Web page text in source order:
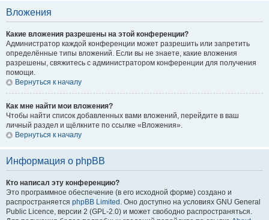
Вложения
Какие вложения разрешены на этой конференции?
Администратор каждой конференции может разрешить или запретить
определённые типы вложений. Если вы не знаете, какие вложения
разрешены, свяжитесь с администратором конференции для получения
помощи.
Вернуться к началу
Как мне найти мои вложения?
Чтобы найти список добавленных вами вложений, перейдите в ваш
личный раздел и щёлкните по ссылке «Вложения».
Вернуться к началу
Информация о phpBB
Кто написал эту конференцию?
Это программное обеспечение (в его исходной форме) создано и
распространяется phpBB Limited . Оно доступно на условиях GNU General
Public Licence, версии 2 (GPL-2.0) и может свободно распространяться.